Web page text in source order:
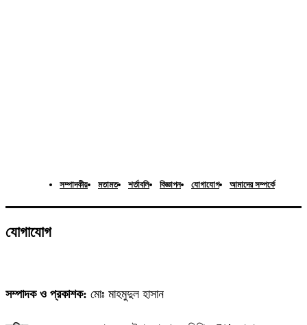
সম্পাদকীয় মতামত শর্তাবলি বিজ্ঞাপন যোগাযোগ আমাদের সম্পর্কে
যোগাযোগ
সম্পাদক ও প্রকাশক: মোঃ মাহমুদুল হাসান